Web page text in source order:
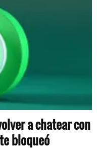
a chatear con
bloqueó